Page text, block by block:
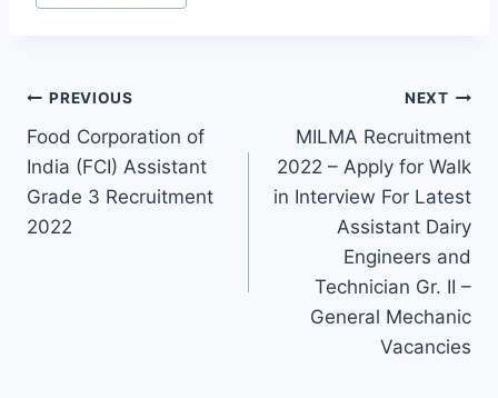
Post
navigation
PREVIOUS
Food Corporation of
India (FCI) Assistant
Grade 3 Recruitment
2022
NEXT
MILMA Recruitment
2022 – Apply for Walk
in Interview For Latest
Assistant Dairy
Engineers and
Technician Gr. II –
General Mechanic
Vacancies